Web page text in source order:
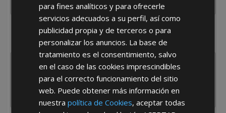
¿De dónde es la empresa?
España
Portugal Otros
para fines analíticos y para ofrecerle
servicios adecuados a su perfil, así como
publicidad propia y de terceros o para
personalizar los anuncios. La base de
tratamiento es el consentimiento, salvo
en el caso de las cookies imprescindibles
para el correcto funcionamiento del sitio
web. Puede obtener más información en
nuestrapolítica de Cookies, aceptar todas